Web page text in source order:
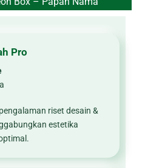
Pro
riset desain &
estetika